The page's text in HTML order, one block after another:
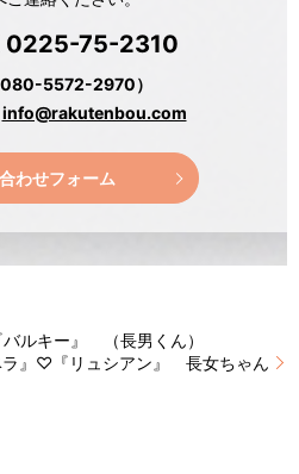
0225-75-2310
080-5572-2970）
info@rakutenbou.com
わせフォーム
ルキー』 （長男くん）
ラ』♡『リュシアン』 長女ちゃん